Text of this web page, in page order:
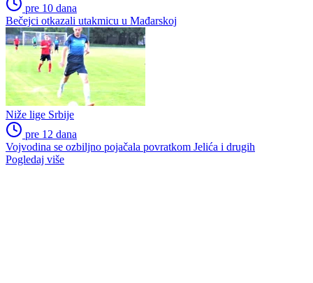
pre 10 dana
Bečejci otkazali utakmicu u Mađarskoj
Niže lige Srbije
pre 12 dana
Vojvodina se ozbiljno pojačala povratkom Jelića i drugih
Pogledaj više